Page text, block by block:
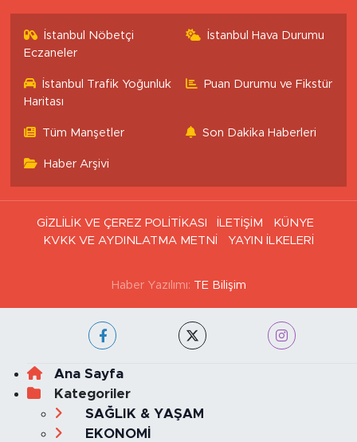
İstanbul Nöbetçi
Eczaneler
İstanbul Hava Durumu
İstanbul Trafik Yoğunluk
Haritası
Puan Durumu ve Fikstür
Tüm Manşetler Son Dakika Haberleri
Haber Arşivi
GİZLİLİK VE ÇEREZ POLİTİKASI İLETİŞİM
KÜNYE
KVKK VE AYDINLATMA METNİ
YAYIN İLKELERİ
Haber Yazılımı: TE Bilişim
Ana Sayfa
Kategoriler
SAĞLIK & YAŞAM
EKONOMİ